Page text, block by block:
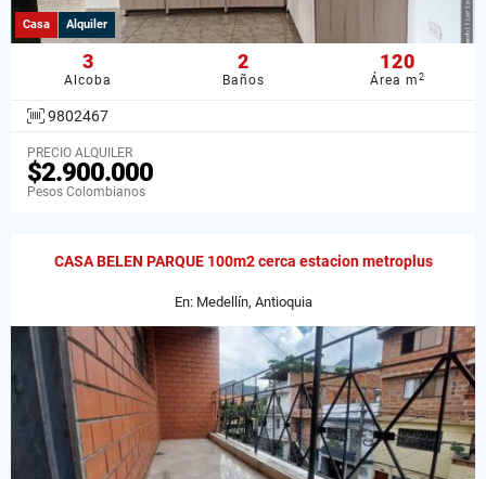
Casa Alquiler
3
Alcoba
2
Baños
120
Área m2
9802467
PRECIO ALQUILER
$2.900.000
Pesos Colombianos
CASA BELEN PARQUE 100m2 cerca estacion metroplus
En: Medellín, Antioquia